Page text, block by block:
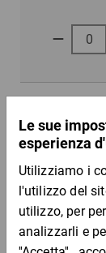
Questa busta,
essere sigillata.